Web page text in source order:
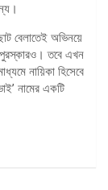
বেলাতেই অভিনয়ে
পুরস্কারও। তবে এখন
নায়িকা হিসেবে
নামের একটি